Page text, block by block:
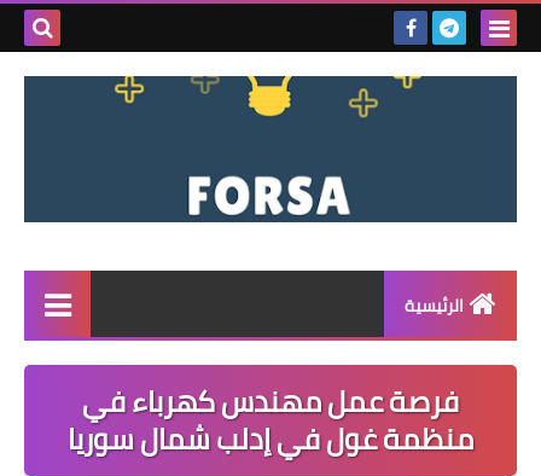
بحث
الرئيسية
القائمة
مناقصات
فرص عمل داخل سوريا
فرصة عمل مهندس كهرباء في
منظمة غول في إدلب شمال سوريا